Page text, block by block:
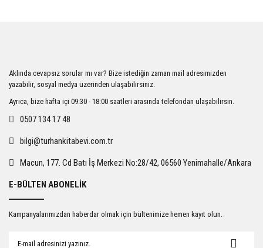
Aklında cevapsız sorular mı var? Bize istediğin zaman mail adresimizden
yazabilir, sosyal medya üzerinden ulaşabilirsiniz.
Ayrıca, bize hafta içi 09:30 - 18:00 saatleri arasında telefondan ulaşabilirsin.
0507 134 17 48
bilgi@turhankitabevi.com.tr
Macun, 177. Cd Batı İş Merkezi No:28/42, 06560 Yenimahalle/Ankara
E-BÜLTEN ABONELİK
Kampanyalarımızdan haberdar olmak için bültenimize hemen kayıt olun.